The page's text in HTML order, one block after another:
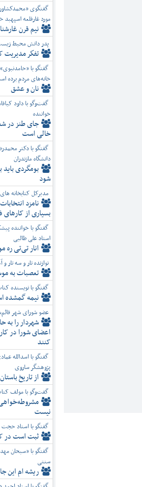
گفتگوی
مورد غارقلعه
نیم قرن
پدر دانش محیط
تفكر
گفتگو با
خانه‌های مردم برده
نان و عشق
گفت‌وگو با داود
خواننده
جای طنز در
خالی است
گفتگو با دکتر
دانشگاه مازندران
بومگردی
شود
مدیرکل کتابخانه
نامزد
بسیاری از
گفتگو با خواننده
استاد علی طالبی
انار تی‌تی ره
نوازنده تار و سه تار
تعصبات به
گفتگو با نویسنده کتاب 500روز با
نیمه گمشده
عضو شورای شهر
شهردار را به
اعضای شورا در
کنند
گفتگو با اسدالله
پژوهشگر ساروی
از تاریخ
گفت‌وگو با مولف
مشروطه‌خواهی
نیست
گفتگو با استاد
ثبت است در
گفتگو با «سبحان
سنتی
ریشه ام این